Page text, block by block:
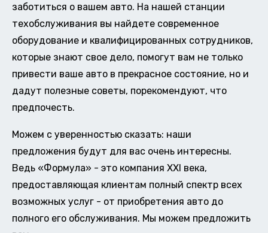
заботиться о вашем авто. На нашей станции
техобслуживания вы найдете современное
оборудование и квалифицированных сотрудников,
которые знают свое дело, помогут вам не только
привести ваше авто в прекрасное состояние, но и
дадут полезные советы, порекомендуют, что
предпочесть.
Можем с уверенностью сказать: наши
предложения будут для вас очень интересны.
Ведь «Формула» - это компания XXI века,
предоставляющая клиентам полный спектр всех
возможных услуг - от приобретения авто до
полного его обслуживания. Мы можем предложить